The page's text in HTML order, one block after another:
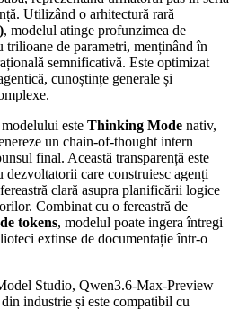
Utilizând o arhitectură rară
, modelul atinge profunzimea de
trilioane de parametri, menținând în
semnificativă. Este optimizat
cunoștințe generale și
este Thinking Mode nativ,
un chain-of-thought intern
final. Această transparență este
dezvoltatorii care construiesc agenți
clară asupra planificării logice
Combinat cu o fereastră de
tokens, modelul poate ingera întregi
extinse de documentație într-o
Studio, Qwen3.6-Max-Preview
industrie și este compatibil cu